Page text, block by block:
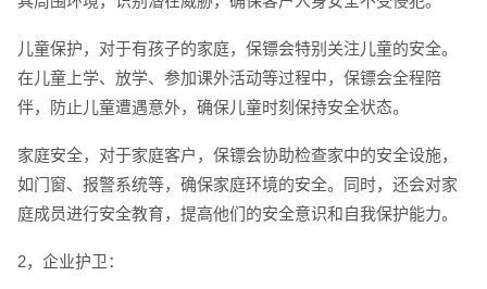
儿童保护，对于有孩子的家庭，保镖会特别关注儿童的安全。
在儿童上学、放学、参加课外活动等过程中，保镖会全程陪
伴，防止儿童遭遇意外，确保儿童时刻保持安全状态。
家庭安全，对于家庭客户，保镖会协助检查家中的安全设施，
如门窗、报警系统等，确保家庭环境的安全。同时，还会对家
庭成员进行安全教育，提高他们的安全意识和自我保护能力。
2，企业护卫：